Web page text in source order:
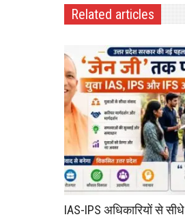
Related articles
IAS-IPS अधिकारियों से सीधे